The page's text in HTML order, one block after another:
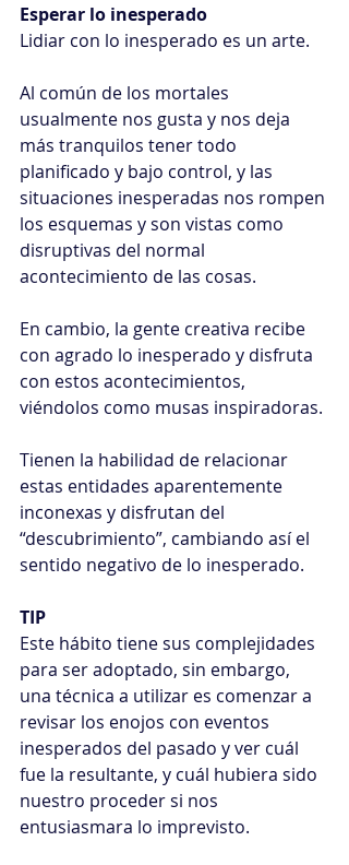
Esperar lo inesperado
Lidiar con lo inesperado es un arte.
Al común de los mortales
usualmente nos gusta y nos deja
más tranquilos tener todo
planificado y bajo control, y las
situaciones inesperadas nos rompen
los esquemas y son vistas como
disruptivas del normal
acontecimiento de las cosas.
En cambio, la gente creativa recibe
con agrado lo inesperado y disfruta
con estos acontecimientos,
viéndolos como musas inspiradoras.
Tienen la habilidad de relacionar
estas entidades aparentemente
inconexas y disfrutan del
“descubrimiento”, cambiando así el
sentido negativo de lo inesperado.
TIP
Este hábito tiene sus complejidades
para ser adoptado, sin embargo,
una técnica a utilizar es comenzar a
revisar los enojos con eventos
inesperados del pasado y ver cuál
fue la resultante, y cuál hubiera sido
nuestro proceder si nos
entusiasmara lo imprevisto.